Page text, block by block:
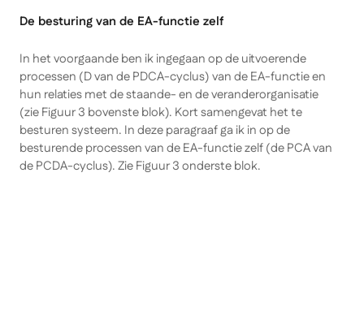
De besturing van de EA-functie zelf
In het voorgaande ben ik ingegaan op de uitvoerende
processen (D van de PDCA-cyclus) van de EA-functie en
hun relaties met de staande- en de veranderorganisatie
(zie Figuur 3 bovenste blok). Kort samengevat het te
besturen systeem. In deze paragraaf ga ik in op de
besturende processen van de EA-functie zelf (de PCA van
de PCDA-cyclus). Zie Figuur 3 onderste blok.